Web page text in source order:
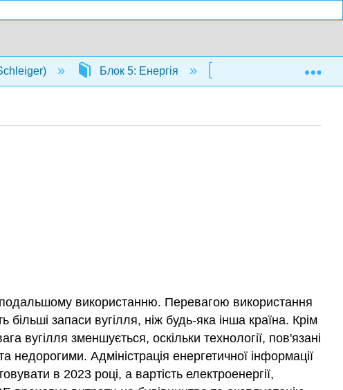
Блок 5: Енергія 16: викопне паливо
подальшому використанню. Перевагою використання
запаси вугілля, ніж будь-яка інша країна. Крім
вугілля зменшується, оскільки технології, пов'язані
Адміністрація енергетичної інформації
в 2023 році, а вартість електроенергії,